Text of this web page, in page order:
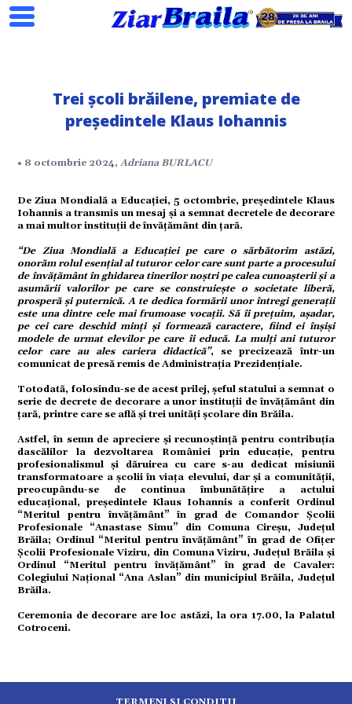
Trei școli brăilene, premiate de
președintele Klaus Iohannis
• 8 octombrie 2024,Adriana BURLACU
De Ziua Mondială a Educației, 5 octombrie, președintele Klaus
Iohannis a transmis un mesaj și a semnat decretele de decorare
a mai multor instituții de învățământ din țară.
“De Ziua Mondială a Educației pe care o sărbătorim astăzi,
onorăm rolul esențial al tuturor celor care sunt parte a procesului
de învățământ în ghidarea tinerilor noștri pe calea cunoașterii și a
asumării valorilor pe care se construiește o societate liberă,
prosperă și puternică. A te dedica formării unor întregi generații
este una dintre cele mai frumoase vocații. Să îi prețuim, așadar,
pe cei care deschid minți și formează caractere, fiind ei înșiși
modele de urmat elevilor pe care îi educă. La mulți ani tuturor
celor care au ales cariera didactică”, se precizează într-un
comunicat de presă remis de Administrația Prezidențiale.
Totodată, folosindu-se de acest prilej, șeful statului a semnat o
serie de decrete de decorare a unor instituții de învățământ din
țară, printre care se află și trei unități școlare din Brăila.
Astfel, în semn de apreciere și recunoștință pentru contribuția
dascălilor la dezvoltarea României prin educație, pentru
profesionalismul și dăruirea cu care s-au dedicat misiunii
transformatoare a școlii în viața elevului, dar și a comunității,
preocupându-se de continua îmbunătățire a actului
educațional, președintele Klaus Iohannis a conferit Ordinul
“Meritul pentru învățământ” în grad de Comandor Școlii
Profesionale “Anastase Simu” din Comuna Cireșu, Județul
Brăila; Ordinul “Meritul pentru învățământ” în grad de Ofițer
Școlii Profesionale Viziru, din Comuna Viziru, Județul Brăila și
Ordinul “Meritul pentru învățământ” în grad de Cavaler:
Colegiului Național “Ana Aslan” din municipiul Brăila, Județul
Brăila.
Ceremonia de decorare are loc astăzi, la ora 17.00, la Palatul
Cotroceni.